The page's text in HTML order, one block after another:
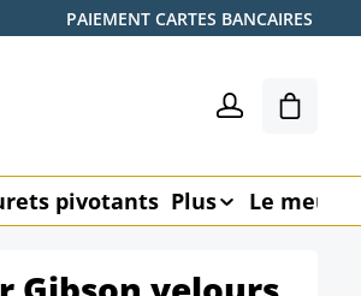
PAIEMENT CARTES BANCAIRES
Le
pivotants Plus Le